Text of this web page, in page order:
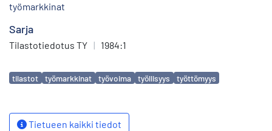
työmarkkinat
Sarja
Tilastotiedotus TY | 1984:1
Avainsanat
tilastot työmarkkinat työvoima työllisyys työttömyys
Tietueen kaikki tiedot